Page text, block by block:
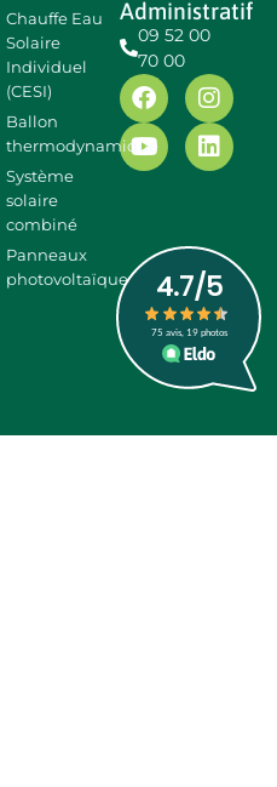
Chauffe Eau
Solaire
Individuel
(CESI)
Ballon
thermodynamique
Système
solaire
combiné
Panneaux
photovoltaïques
Administratif
09 52 00
70 00